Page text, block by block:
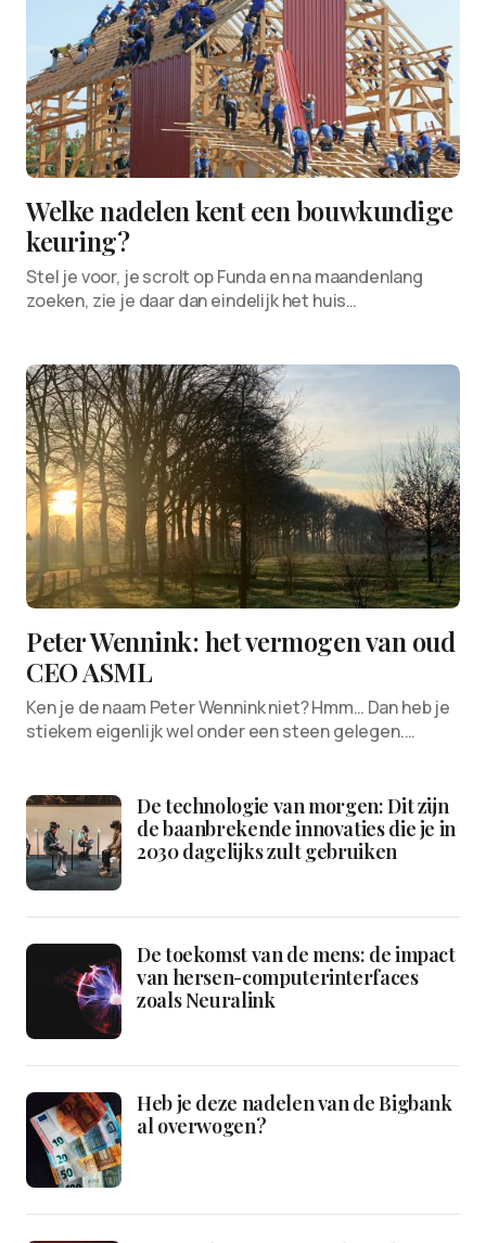
Welke nadelen kent een bouwkundige
keuring?
Stel je voor, je scrolt op Funda en na maandenlang
zoeken, zie je daar dan eindelijk het huis…
Peter Wennink: het vermogen van oud
CEO ASML
Ken je de naam Peter Wennink niet? Hmm… Dan heb je
stiekem eigenlijk wel onder een steen gelegen.…
De technologie van morgen: Dit zijn
de baanbrekende innovaties die je in
2030 dagelijks zult gebruiken
De toekomst van de mens: de impact
van hersen-computerinterfaces
zoals Neuralink
Heb je deze nadelen van de Bigbank
al overwogen?